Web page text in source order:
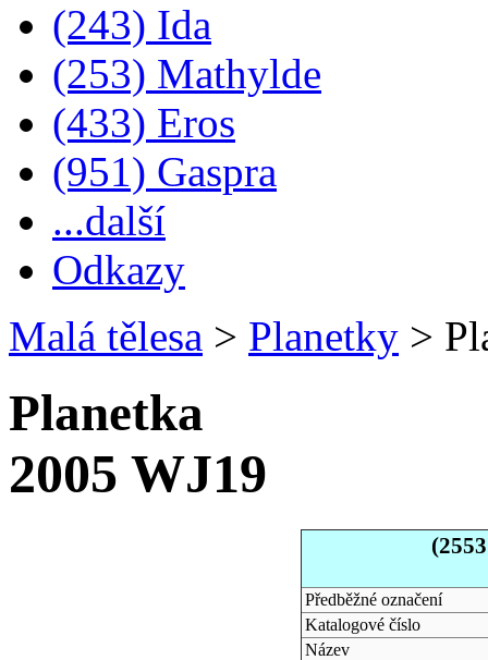
(243) Ida
(253) Mathylde
(433) Eros
(951) Gaspra
...další
Odkazy
Malá tělesa > Planetky >
Planetka
2005 WJ19
Předběžné označení
Katalogové číslo
Název